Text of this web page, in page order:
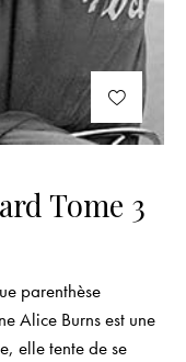
Tome 3
parenthèse
Alice Burns est une
elle tente de se